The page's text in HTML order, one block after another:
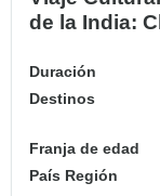
de la India:
mucho más
Duración
Destinos
Franja de edad
País Región